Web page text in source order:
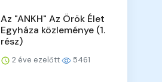
Az "ANKH" Az Örök Élet
Egyháza közleménye (1.
rész)
2 éve ezelőtt 5461